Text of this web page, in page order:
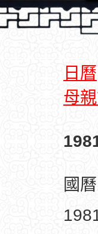
日曆
母
國